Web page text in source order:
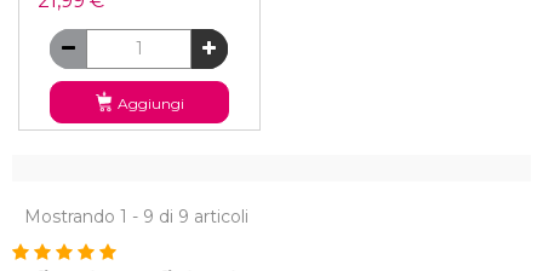
Aggiungi
Mostrando 1 - 9 di 9 articoli